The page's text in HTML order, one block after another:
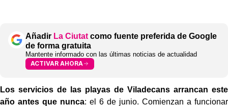
Añadir La Ciutat como fuente preferida de Google
de forma gratuita
Mantente informado con las últimas noticias de actualidad
ACTIVAR AHORA
Los servicios de las playas de Viladecans arrancan este
año antes que nunca: el 6 de junio. Comienzan a funcionar